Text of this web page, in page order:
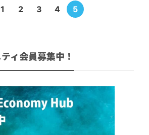
1 2 3 4 5
ィ会員募集中！